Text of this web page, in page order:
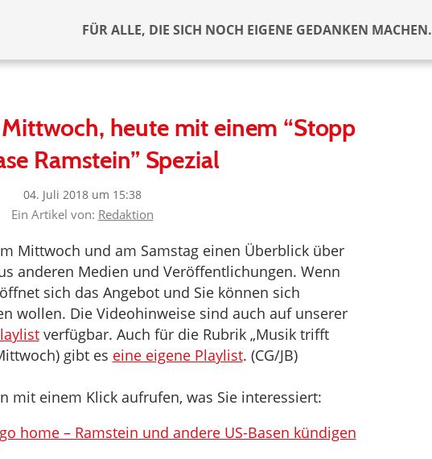
FÜR ALLE, DIE SICH NOCH EIGENE GEDANKEN MACHEN.
heute mit einem “Stopp
Ramstein” Spezial
04. Juli 2018 um 15:38
Ein Artikel von: Redaktion
Mittwoch und am Samstag einen Überblick über
anderen Medien und Veröffentlichungen. Wenn
sich das Angebot und Sie können sich
wollen. Die Videohinweise sind auch auf unserer
verfügbar. Auch für die Rubrik „Musik trifft
gibt es eine eigene Playlist. (CG/JB)
mit einem Klick aufrufen, was Sie interessiert:
home – Ramstein und andere US-Basen kündigen